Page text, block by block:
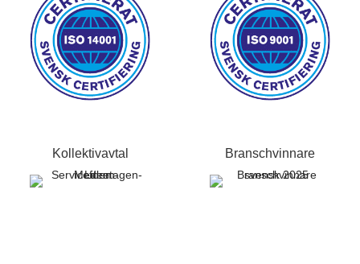
Kollektivavtal Branschvinnare